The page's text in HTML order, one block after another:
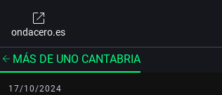
ondacero.es
MÁS DE UNO CANTABRIA
17/10/2024